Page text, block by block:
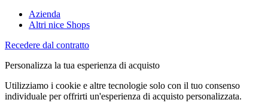
Azienda
Altri nice Shops
Recedere dal contratto
Personalizza la tua esperienza di acquisto
Utilizziamo i cookie e altre tecnologie solo con il tuo consenso
individuale per offrirti un'esperienza di acquisto personalizzata.